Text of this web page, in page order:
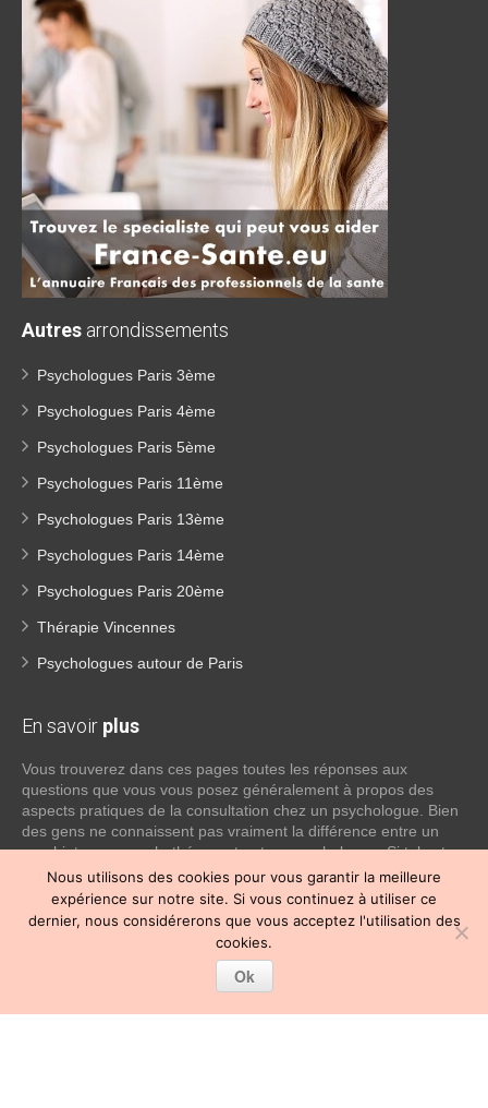
Autres arrondissements
Psychologues Paris 3ème
Psychologues Paris 4ème
Psychologues Paris 5ème
Psychologues Paris 11ème
Psychologues Paris 13ème
Psychologues Paris 14ème
Psychologues Paris 20ème
Thérapie Vincennes
Psychologues autour de Paris
En savoir plus
Vous trouverez dans ces pages toutes les réponses aux
questions que vous vous posez généralement à propos des
aspects pratiques de la consultation chez un psychologue. Bien
des gens ne connaissent pas vraiment la différence entre un
psychiatre, un psychothérapeute et un psychologue. Si tel est
votre cas, voici quelques définitions qui devraient clarifier les
choses, n’hésitez pas à nous contacter:
Lire la suite
Nous utilisons des cookies pour vous garantir la meilleure
expérience sur notre site. Si vous continuez à utiliser ce
dernier, nous considérerons que vous acceptez l'utilisation des
cookies.
Ok